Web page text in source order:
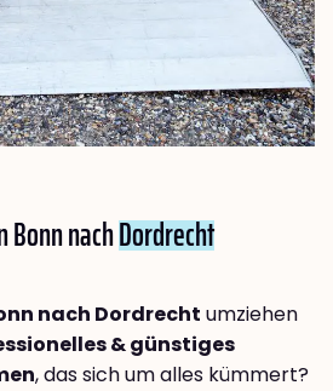
nachDordrecht
nach Dordrecht umziehen
& günstiges
, das sich um alles kümmert?